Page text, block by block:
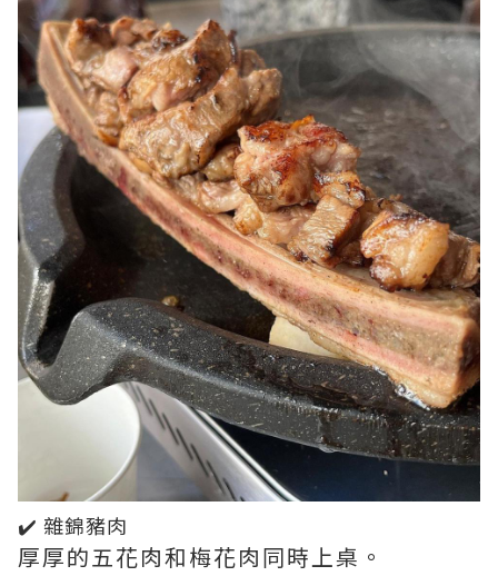
✔️ 雜錦豬肉
厚厚的五花肉和梅花肉同時上桌。